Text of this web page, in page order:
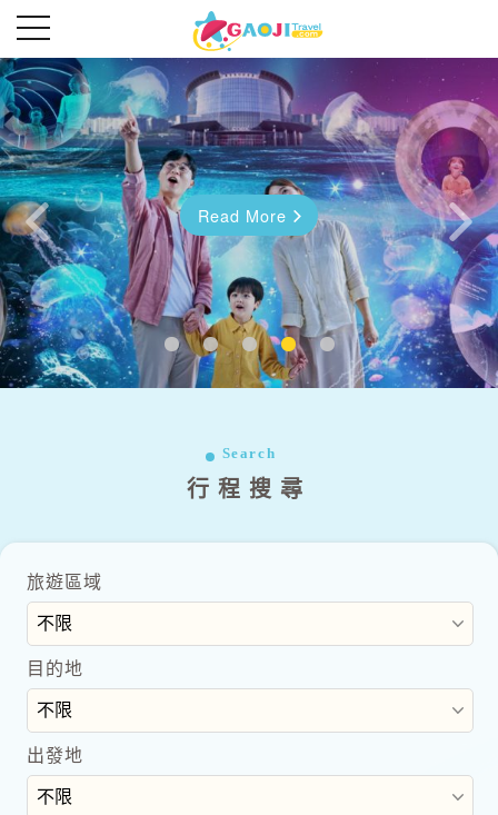
Read More
超夯首爾好好玩五日
Read More
往前 往後
Search
行程搜尋
旅遊區域
目的地
出發地